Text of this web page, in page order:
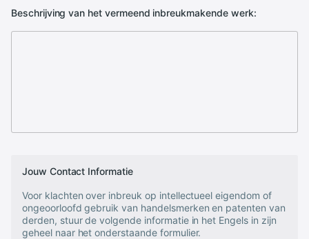
Beschrijving van het vermeend inbreukmakende werk:
Jouw Contact Informatie
Voor klachten over inbreuk op intellectueel eigendom of
ongeoorloofd gebruik van handelsmerken en patenten van
derden, stuur de volgende informatie in het Engels in zijn
geheel naar het onderstaande formulier.